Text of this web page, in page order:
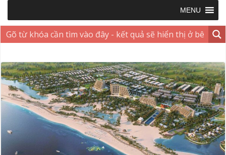
MENU